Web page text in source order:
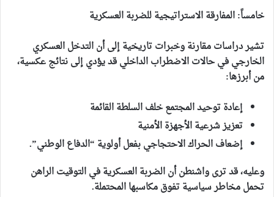
خامساً: المفارقة الاستراتيجية للضربة العسكرية
تشير دراسات مقارنة وخبرات تاريخية إلى أن التدخل العسكري
الخارجي في حالات الاضطراب الداخلي قد يؤدي إلى نتائج عكسية،
من أبرزها:
إعادة توحيد المجتمع خلف السلطة القائمة
تعزيز شرعية الأجهزة الأمنية
إضعاف الحراك الاحتجاجي بفعل أولوية “الدفاع الوطني”.
وعليه، قد ترى واشنطن أن الضربة العسكرية في التوقيت الراهن
تحمل مخاطر سياسية تفوق مكاسبها المحتملة.